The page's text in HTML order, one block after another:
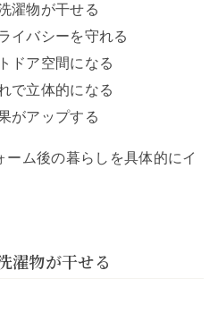
濯物が干せる
イバシーを守れる
ドア空間になる
で立体的になる
がアップする
ム後の暮らしを具体的にイ
濯物が干せる